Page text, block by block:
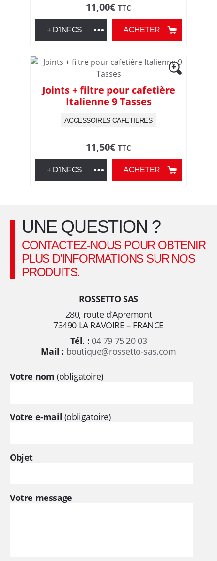
r
t
o
u
s
e
s
o
y
r
s
,
e
p
11,00€ TTC
ACHETER
+ D'INFOS
Joints + filtre pour cafetière
Italienne 9 Tasses
ACCESSOIRES CAFETIERES
11,50€ TTC
ACHETER
+ D'INFOS
UNE QUESTION ?
CONTACTEZ-NOUS POUR OBTENIR
PLUS D’INFORMATIONS SUR NOS
PRODUITS.
ROSSETTO SAS
280, route d’Apremont
73490 LA RAVOIRE – FRANCE
Tél. : 04 79 75 20 03
Mail : boutique@rossetto-sas.com
Votre nom (obligatoire)
Votre e-mail (obligatoire)
Objet
Votre message